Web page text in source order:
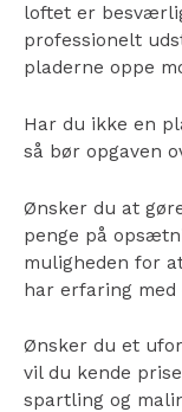
loftet er
professionelt
pladerne oppe
Har du ikke en
så bør opgaven
Ønsker du at
penge på
muligheden for
har erfaring med
Ønsker du et
vil du kende
spartling og